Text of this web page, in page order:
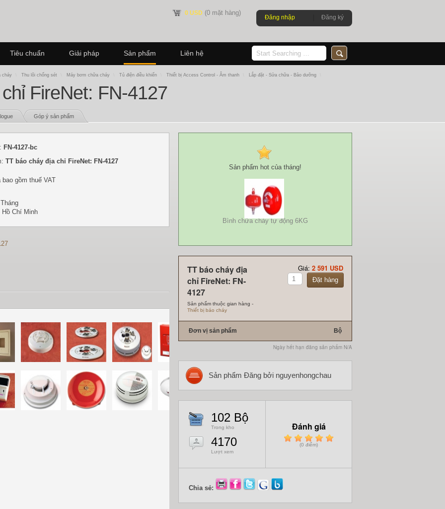
0 USD (0 mặt hàng)
Đăng nhập Đăng ký
Tiêu chuẩn Giải pháp Sản phẩm Liên hệ
cháy Thu lôi chống sét Máy bơm chữa cháy Tủ điện điều khiển Thiết bị Access Control - Âm thanh Lắp đặt - Sửa chữa - Bảo dưỡng
FireNet: FN-4127
Góp ý sản phẩm
FN-4127-bc
TT báo cháy địa chỉ FireNet: FN-4127
gồm thuế VAT
Chí Minh
Sản phẩm hot của tháng!
Bình chữa cháy tự động 6KG
Giá: 2 591 USD
Đặt hàng
TT báo cháy địa
chỉ FireNet: FN-
4127
Sản phẩm thuộc gian hàng -
Thiết bị báo cháy
Bộ
Đơn vị sản phẩm
Ngày hết hạn đăng sản phẩm N/A
Sản phẩm Đăng bởi nguyenhongchau
102 Bộ
Trong kho
4170
Lượt xem
Đánh giá
1 2 3 4 5
(0 điểm)
Chia sẻ: